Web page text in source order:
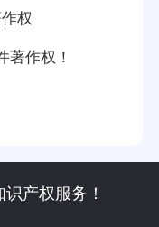
权
著作权！
识产权服务！